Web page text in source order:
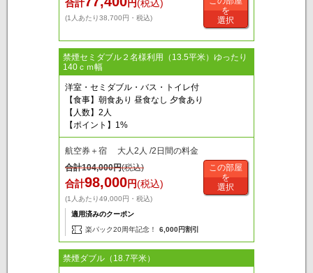
合計 円(税込)
(1人あたり38,700円・税込)
を
選択
禁煙セミダブル２名様利用（13.5平米）ゆったり
140ｃｍ幅
洋室・セミダブル・バス・トイレ付
【食事】朝食あり 昼食なし 夕食あり
【人数】2人
【ポイント】1%
航空券＋宿 大人2人 /2日間の料金
合計104,000円(税込)
合計98,000円(税込)
(1人あたり49,000円・税込)
適用済みのクーポン
楽パック20周年記念！
6,000円割引
この部屋
を
選択
禁煙ダブル（18.7平米）